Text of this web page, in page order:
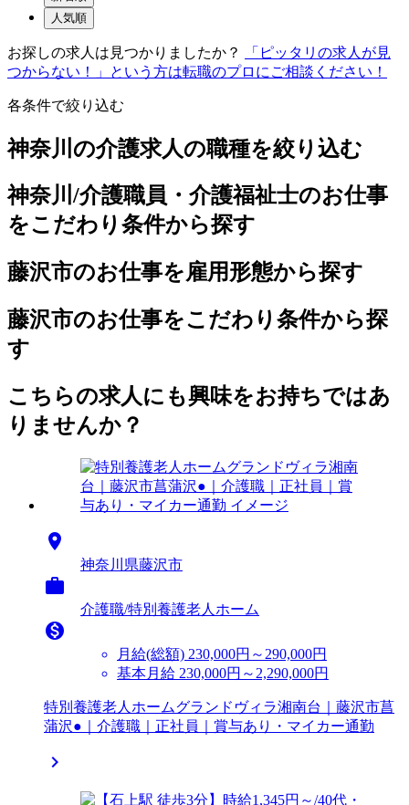
人気順
お探しの求人は見つかりましたか？
「ピッタリの求人が見
つからない！」という方は転職のプロにご相談ください！
各条件で絞り込む
神奈川の介護求人の職種を絞り込む
神奈川/介護職員・介護福祉士のお仕事
をこだわり条件から探す
藤沢市のお仕事を雇用形態から探す
藤沢市のお仕事をこだわり条件から探
す
こちらの求人にも興味をお持ちではあ
りませんか？

神奈川県藤沢市

介護職/特別養護老人ホーム

月給(総額) 230,000円～290,000円
基本月給 230,000円～2,290,000円
特別養護老人ホームグランドヴィラ湘南台｜藤沢市菖
蒲沢●｜介護職｜正社員｜賞与あり・マイカー通勤
